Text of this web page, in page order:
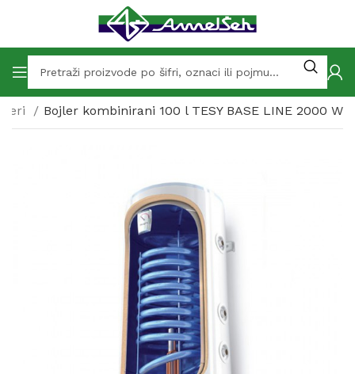
Bojler kombinirani 100 l TESY BASE LINE 2000 W